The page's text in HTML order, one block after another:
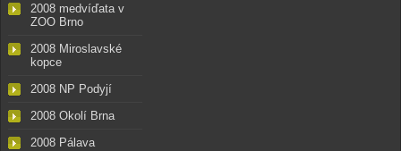
2008 medvíďata v
ZOO Brno
2008 Miroslavské
kopce
2008 NP Podyjí
2008 Okolí Brna
2008 Pálava